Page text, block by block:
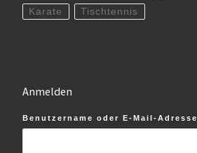
Karate Tischtennis
Anmelden
Benutzername oder E-Mail-Adresse